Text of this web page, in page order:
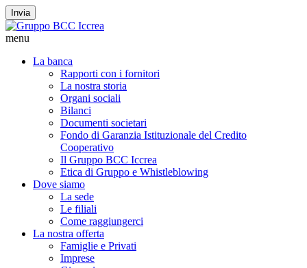
Invia
menu
La banca
Rapporti con i fornitori
La nostra storia
Organi sociali
Bilanci
Documenti societari
Fondo di Garanzia Istituzionale del Credito
Cooperativo
Il Gruppo BCC Iccrea
Etica di Gruppo e Whistleblowing
Dove siamo
La sede
Le filiali
Come raggiungerci
La nostra offerta
Famiglie e Privati
Imprese